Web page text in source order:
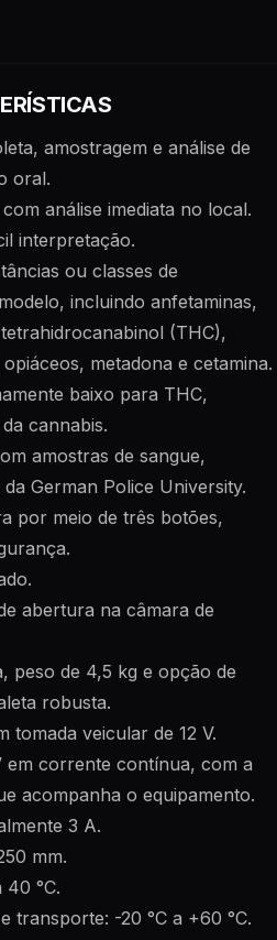
amostragem e análise de
oral.
análise imediata no local.
interpretação.
ou classes de
incluindo anfetaminas,
(THC),
metadona e cetamina.
baixo para THC,
cannabis.
amostras de sangue,
German Police University.
por meio de três botões,
abertura na câmara de
peso de 4,5 kg e opção de
robusta.
tomada veicular de 12 V.
em corrente contínua, com a
acompanha o equipamento.
3 A.
mm.
40 °C.
transporte: -20 °C a +60 °C.